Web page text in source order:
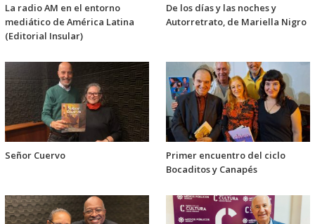
La radio AM en el entorno
mediático de América Latina
(Editorial Insular)
De los días y las noches y
Autorretrato, de Mariella Nigro
Señor Cuervo
Primer encuentro del ciclo
Bocaditos y Canapés